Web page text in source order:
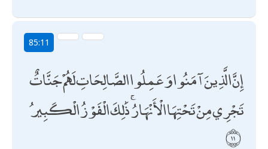
85:11
إِنَّ الَّذِينَ آمَنُوا وَعَمِلُوا الصَّالِحَاتِ لَهُمْ جَنَّاتٌ
تَجْرِي مِنْ تَحْتِهَا الْأَنْهَارُ ۚ ذَٰلِكَ الْفَوْزُ الْكَبِيرُ